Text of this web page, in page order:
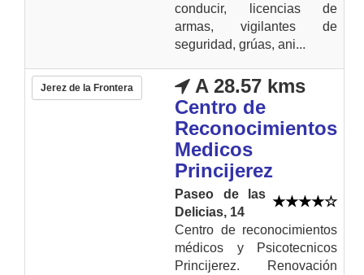
conducir, licencias de
armas, vigilantes de
seguridad, grúas, ani...
Jerez de la Frontera
A 28.57 kms
Centro de
Reconocimientos
Medicos
Princijerez
Paseo de las
Delicias, 14
Centro de reconocimientos
médicos y Psicotecnicos
Princijerez. Renovación